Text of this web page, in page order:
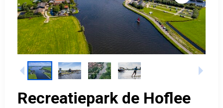
Recreatiepark de Hoflee